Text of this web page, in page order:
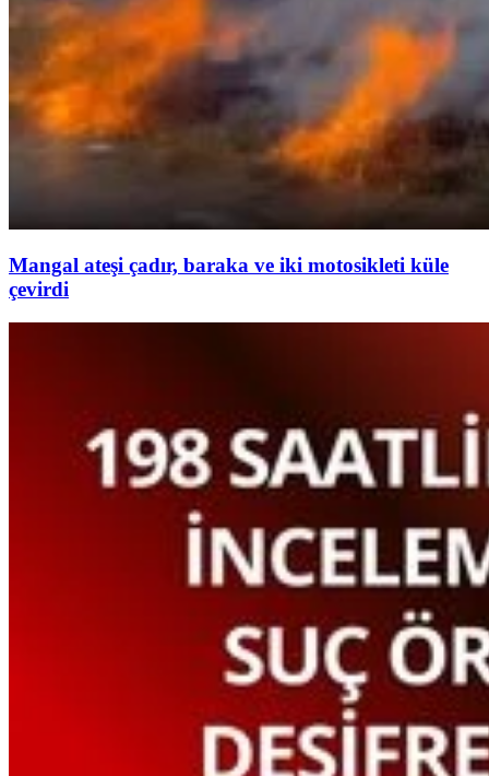
Mangal ateşi çadır, baraka ve iki motosikleti küle
çevirdi